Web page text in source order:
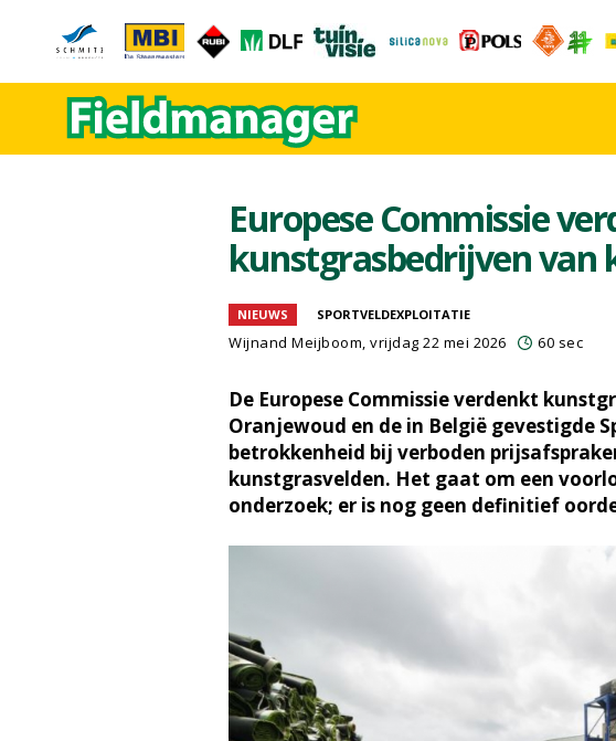
Europese Commissie
kunstgrasbedrijven van
NIEUWS SPORTVELDEXPLOITATIE
Wijnand Meijboom, vrijdag 22 mei 2026 60 sec
De Europese Commissie verdenkt
Oranjewoud en de in België gevestigde
betrokkenheid bij verboden
kunstgrasvelden. Het gaat om een
onderzoek; er is nog geen definitief